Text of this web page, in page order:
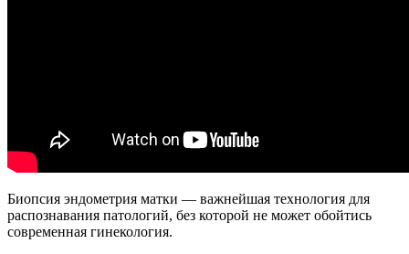
Биопсия эндометрия матки — важнейшая технология для
распознавания патологий, без которой не может обойтись
современная гинекология.